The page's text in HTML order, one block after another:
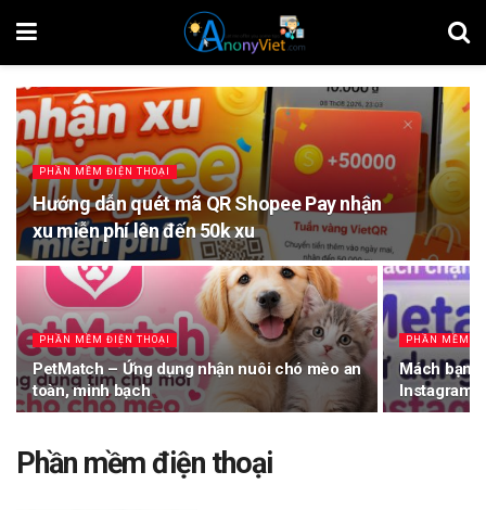
PHẦN MỀM ĐIỆN THOẠI
Hướng dẫn quét mã QR Shopee Pay nhận
xu miễn phí lên đến 50k xu
PHẦN MỀM ĐIỆN THOẠI
PetMatch – Ứng dụng nhận nuôi chó mèo an
toàn, minh bạch
PHẦN MỀM
Mách bạn
Instagram
Phần mềm điện thoại